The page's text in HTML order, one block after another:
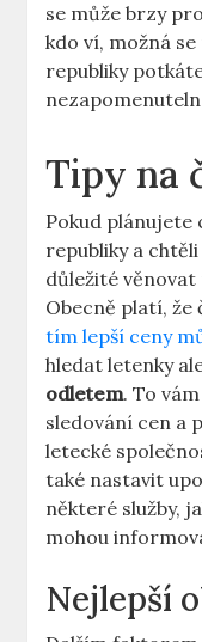
se může brzy
kdo ví, možná
republiky
Tipy na
Pokud plánujete
republiky a
důležité
Obecně platí, že
tím lepší ceny
hledat letenky
odletem. To
sledování cen a
letecké
také nastavit
některé služby,
mohou
Nejlepší